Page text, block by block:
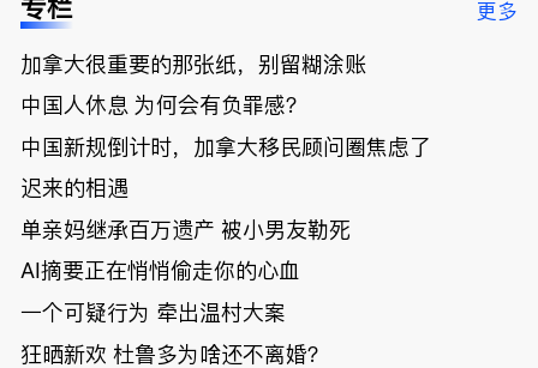
送50万磅蔬
温“丑陋土
豆日”冲击
吉尼斯纪
录；惨！留
学生换汇被
骗光2万美
元，还被卷
入跨国刑案
账户遭封！
欠款多出$1
9万；突
发！无辜男
孩温哥华市
中心被刺身
单；房市崩
国租赁市场
恐迎暴跌危
夫妻住进殡
专栏 更多
加拿大很重要的那张纸，别留糊涂账
中国人休息 为何会有负罪感？
中国新规倒计时，加拿大移民顾问圈焦虑了
迟来的相遇
单亲妈继承百万遗产 被小男友勒死
AI摘要正在悄悄偷走你的心血
一个可疑行为 牵出温村大案
狂晒新欢 杜鲁多为啥还不离婚？